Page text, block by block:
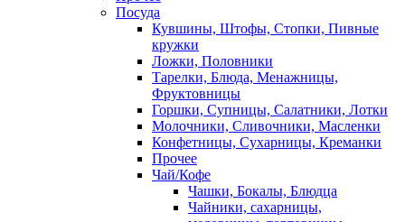
Посуда
Кувшины, Штофы, Стопки, Пивные
кружки
Ложки, Половники
Тарелки, Блюда, Менажницы,
Фруктовницы
Горшки, Супницы, Салатники, Лотки
Молочники, Сливочники, Масленки
Конфетницы, Сухарницы, Креманки
Прочее
Чай/Кофе
Чашки, Бокалы, Блюдца
Чайники, сахарницы,